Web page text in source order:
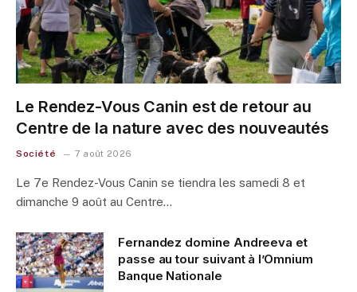
Le Rendez-Vous Canin est de retour au
Centre de la nature avec des nouveautés
Société 7 août 2026
Le 7e Rendez-Vous Canin se tiendra les samedi 8 et
dimanche 9 août au Centre…
Fernandez domine Andreeva et
passe au tour suivant à l’Omnium
Banque Nationale